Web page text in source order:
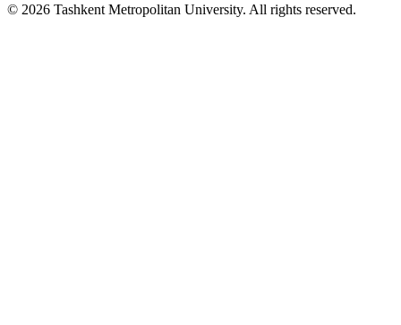
© 2026 Tashkent Metropolitan University. All rights reserved.